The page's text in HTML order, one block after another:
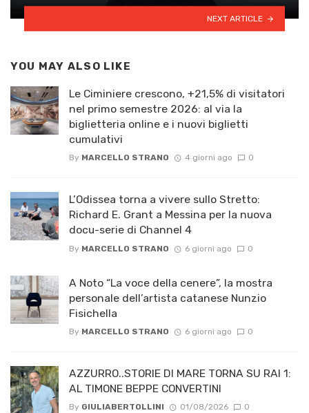
NEXT ARTICLE
YOU MAY ALSO LIKE
Le Ciminiere crescono, +21,5% di visitatori
nel primo semestre 2026: al via la
biglietteria online e i nuovi biglietti
cumulativi
By MARCELLO STRANO 4 giorni ago 0
L’Odissea torna a vivere sullo Stretto:
Richard E. Grant a Messina per la nuova
docu-serie di Channel 4
By MARCELLO STRANO 6 giorni ago 0
A Noto “La voce della cenere”, la mostra
personale dell’artista catanese Nunzio
Fisichella
By MARCELLO STRANO 6 giorni ago 0
AZZURRO..STORIE DI MARE TORNA SU RAI 1:
AL TIMONE BEPPE CONVERTINI
By GIULIABERTOLLINI 01/08/2026 0